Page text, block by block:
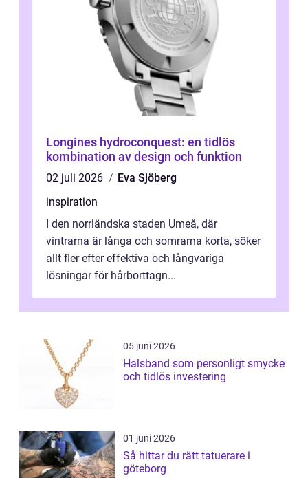
Longines hydroconquest: en tidlös
kombination av design och funktion
02 juli 2026
Eva Sjöberg
inspiration
I den norrländska staden Umeå, där
vintrarna är långa och somrarna korta, söker
allt fler efter effektiva och långvariga
lösningar för hårborttagn...
05 juni 2026
Halsband som personligt smycke
och tidlös investering
01 juni 2026
Så hittar du rätt tatuerare i
göteborg